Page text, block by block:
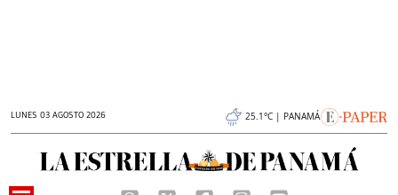
LUNES 03 AGOSTO 2026 25.1°C | PANAMÁ